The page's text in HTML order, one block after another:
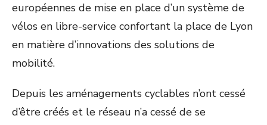
européennes de mise en place d’un système de
vélos en libre-service confortant la place de Lyon
en matière d’innovations des solutions de
mobilité.
Depuis les aménagements cyclables n’ont cessé
d’être créés et le réseau n’a cessé de se